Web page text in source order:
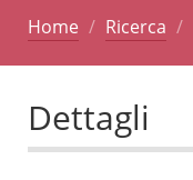
Home Ricerca
Dettagli